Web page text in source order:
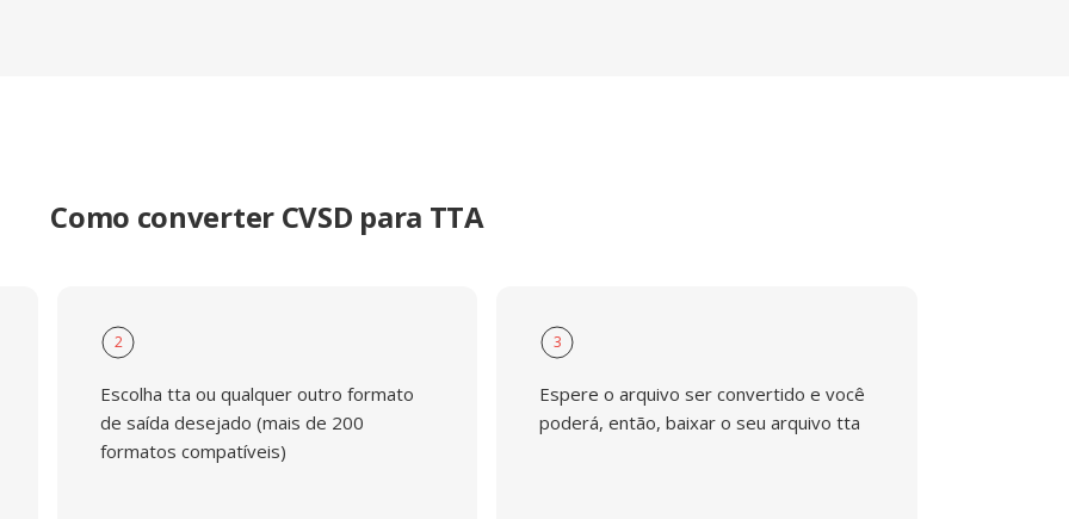
Como converter CVSD para TTA
2
Escolha tta ou qualquer outro formato
de saída desejado (mais de 200
formatos compatíveis)
3
Espere o arquivo ser convertido e você
poderá, então, baixar o seu arquivo tta